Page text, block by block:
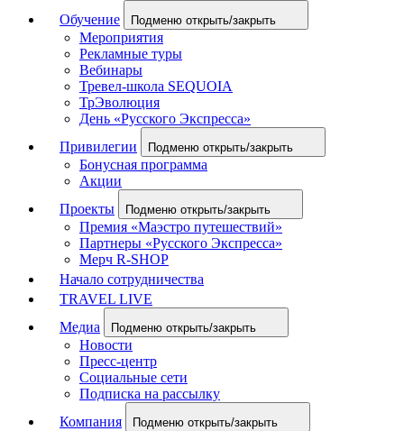
Обучение
Подменю открыть/закрыть
Мероприятия
Рекламные туры
Вебинары
Тревел-школа SEQUOIA
ТрЭволюция
День «Русского Экспресса»
Привилегии
Подменю открыть/закрыть
Бонусная программа
Акции
Проекты
Подменю открыть/закрыть
Премия «Маэстро путешествий»
Партнеры «Русского Экспресса»
Мерч R-SHOP
Начало сотрудничества
TRAVEL LIVE
Медиа
Подменю открыть/закрыть
Новости
Пресс-центр
Социальные сети
Подписка на рассылку
Компания
Подменю открыть/закрыть